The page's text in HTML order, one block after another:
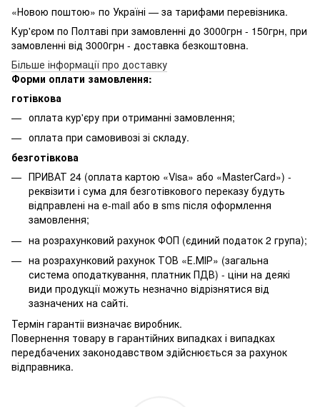
«Новою поштою» по Україні — за тарифами перевізника.
Кур'єром по Полтаві при замовленні до 3000грн - 150грн, при
замовленні від 3000грн - доставка безкоштовна.
Більше інформації про доставку
Форми оплати замовлення:
готівкова
оплата кур'єру при отриманні замовлення;
оплата при самовивозі зі складу.
безготівкова
ПРИВАТ 24 (оплата картою «Visa» або «MasterCard») -
реквізити і сума для безготівкового переказу будуть
відправлені на e-mail або в sms після оформлення
замовлення;
на розрахунковий рахунок ФОП (єдиний податок 2 група);
на розрахунковий рахунок ТОВ «Е.МІР» (загальна
система оподаткування, платник ПДВ) - ціни на деякі
види продукції можуть незначно відрізнятися від
зазначених на сайті.
Термін гарантіі визначає виробник.
Повернення товару в гарантійних випадках і випадках
передбачених законодавством здійснюється за рахунок
відправника.